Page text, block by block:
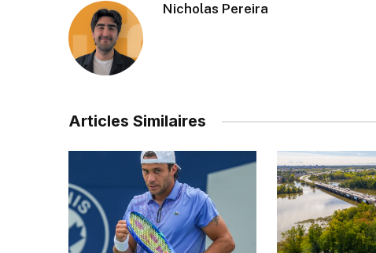
Nicholas Pereira
Articles Similaires